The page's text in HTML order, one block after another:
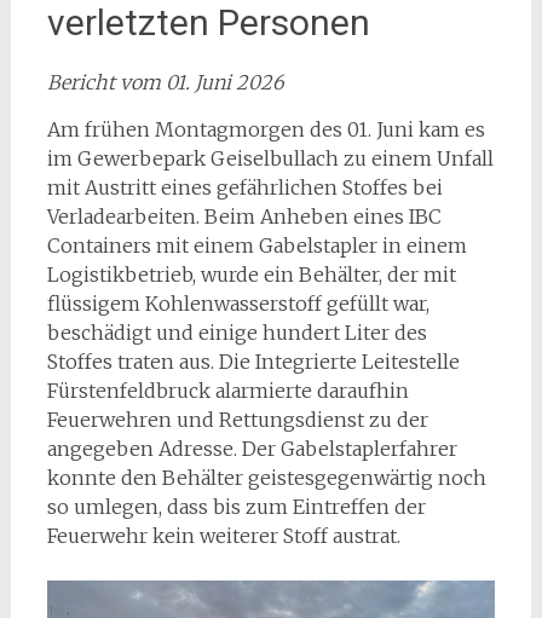
verletzten Personen
Bericht vom 01. Juni 2026
Am frühen Montagmorgen des 01. Juni kam es
im Gewerbepark Geiselbullach zu einem Unfall
mit Austritt eines gefährlichen Stoffes bei
Verladearbeiten. Beim Anheben eines IBC
Containers mit einem Gabelstapler in einem
Logistikbetrieb, wurde ein Behälter, der mit
flüssigem Kohlenwasserstoff gefüllt war,
beschädigt und einige hundert Liter des
Stoffes traten aus. Die Integrierte Leitestelle
Fürstenfeldbruck alarmierte daraufhin
Feuerwehren und Rettungsdienst zu der
angegeben Adresse. Der Gabelstaplerfahrer
konnte den Behälter geistesgegenwärtig noch
so umlegen, dass bis zum Eintreffen der
Feuerwehr kein weiterer Stoff austrat.